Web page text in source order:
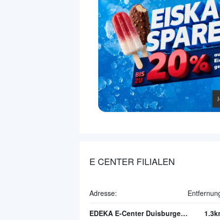
E CENTER FILIALEN
Adresse:
EDEKA E-Center Duisburger Straße